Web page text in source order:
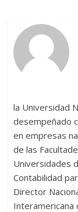
la Universidad
desempeñado
en empresas
de las
Universidades
Contabilidad
Director
Interamericana